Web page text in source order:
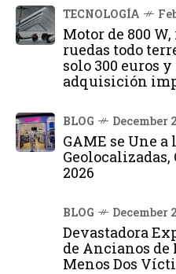
TECNOLOGÍA
Motor de 800
ruedas todo
solo 300 euros
adquisición
BLOG December
GAME se Une a
2026
BLOG December
Devastadora
de Ancianos
Menos Dos